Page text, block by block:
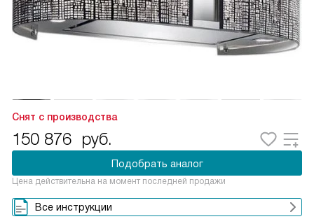
Снят с производства
150 876 руб.
Подобрать аналог
Цена действительна на момент последней продажи
Все инструкции